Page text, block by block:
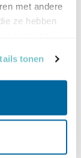
met andere
ze hebben
tonen
15:45 |
gelegd op 6